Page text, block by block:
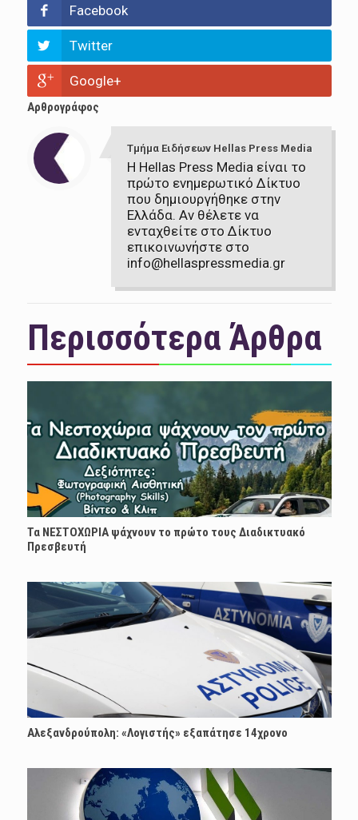
Facebook
Twitter
Google+
Αρθρογράφος
Τμήμα Ειδήσεων Hellas Press Media
Η Hellas Press Media είναι το
πρώτο ενημερωτικό Δίκτυο
που δημιουργήθηκε στην
Ελλάδα. Αν θέλετε να
ενταχθείτε στο Δίκτυο
επικοινωνήστε στο
info@hellaspressmedia.gr
Περισσότερα Άρθρα
Τα ΝΕΣΤΟΧΩΡΙΑ ψάχνουν το πρώτο τους Διαδικτυακό
Πρεσβευτή
Αλεξανδρούπολη: «Λογιστής» εξαπάτησε 14χρονο